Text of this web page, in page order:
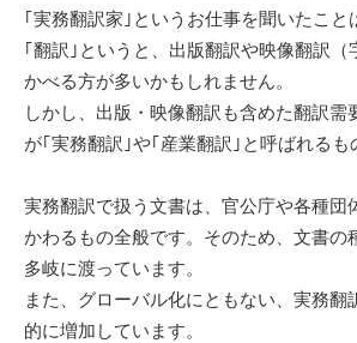
｢実務翻訳家｣というお仕事を聞いたこと
｢翻訳｣というと、出版翻訳や映像翻訳（
かべる方が多いかもしれません。
しかし、出版・映像翻訳も含めた翻訳需
が｢実務翻訳｣や｢産業翻訳｣と呼ばれるも
実務翻訳で扱う文書は、官公庁や各種団
かわるもの全般です。そのため、文書の
多岐に渡っています。
また、グローバル化にともない、実務翻
的に増加しています。